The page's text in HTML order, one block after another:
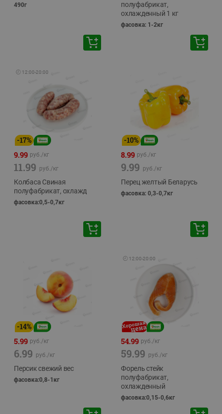
490г
полуфабрикат,
охлажденный 1 кг
фасовка: 1-2кг
🕘 12:00-20:00
-17%
9.99 руб./кг
11.99 руб./кг
Колбаса Свиная
полуфабрикат, охлажд
фасовка:0,5-0,7кг
-10%
8.99 руб./кг
9.99 руб./кг
Перец желтый Беларусь
фасовка: 0,3-0,7кг
-14%
5.99 руб./кг
6.99 руб./кг
Персик свежий вес
фасовка:0,8-1кг
🕘 12:00-20:00
54.99 руб./кг
59.99 руб./кг
Форель стейк
полуфабрикат,
охлажденный
фасовка:0,15-0,6кг